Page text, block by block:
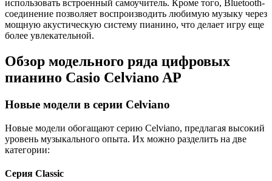
использовать встроенный самоучитель. Кроме того, Bluetooth-
соединение позволяет воспроизводить любимую музыку через
мощную акустическую систему пианино, что делает игру еще
более увлекательной.
Обзор модельного ряда цифровых
пианино Casio Celviano AP
Новые модели в серии Celviano
Новые модели обогащают серию Celviano, предлагая высокий
уровень музыкального опыта. Их можно разделить на две
категории:
Серия Classic